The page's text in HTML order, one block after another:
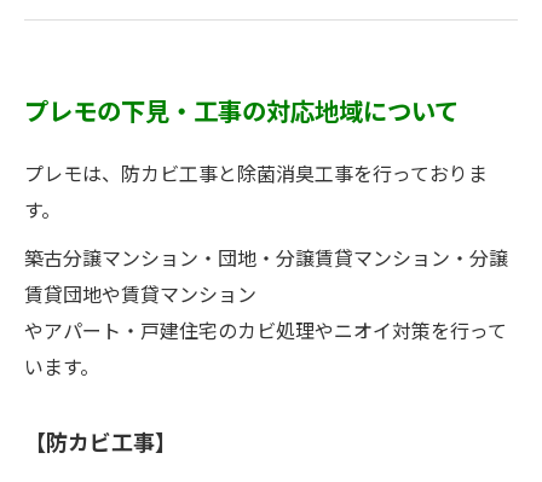
プレモの下見・工事の対応地域について
プレモは、防カビ工事と除菌消臭工事を行っておりま
す。
築古分譲マンション・団地・分譲賃貸マンション・分譲
賃貸団地や賃貸マンション
やアパート・戸建住宅のカビ処理やニオイ対策を行って
います。
【防カビ工事】